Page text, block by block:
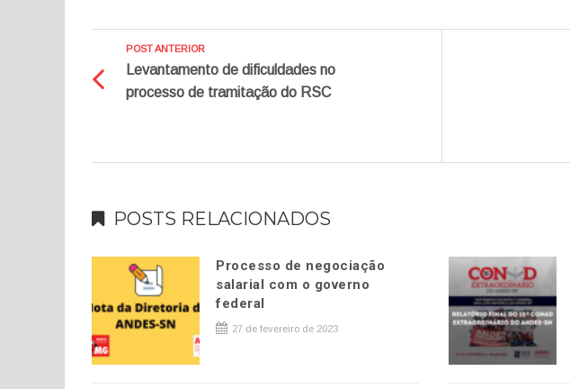
POST ANTERIOR
Levantamento de dificuldades no
processo de tramitação do RSC
POSTS RELACIONADOS
Processo de negociação
salarial com o governo
federal
27 de fevereiro de 2023